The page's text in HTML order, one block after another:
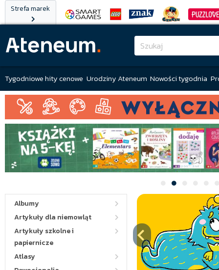
Strefa marek
Tygodniowe hity cenowe Urodziny Ateneum Nowości tygodnia
Albumy
Artykuły dla niemowląt
Artykuły szkolne i
papiernicze
Atlasy